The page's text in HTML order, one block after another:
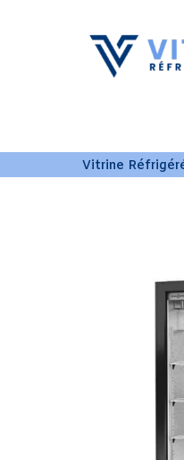
Vitrine